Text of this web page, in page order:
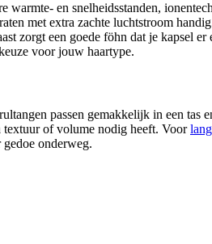
en snelheidsstanden,
met extra zachte luchtstroom
zorgt een goede föhn dat je kapsel
voor jouw haartype.
passen gemakkelijk in een
textuur of volume nodig heeft. Voor
onderweg.